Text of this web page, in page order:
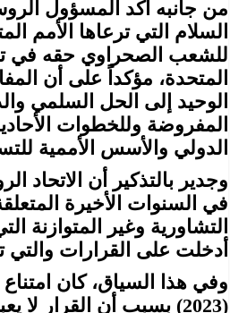
من جانبه أكد المسؤول
السلام التي ترعاها
للشعب الصحراوي حقه في
المتحدة، مؤكداً على أن
الوحيد إلى الحل السلمي
المفروضة وللخطوات
الدولي والأسس الأممية
وجدير بالتذكير أن
في السنوات الأخيرة
التشاورية وغير المتوازنة
أدخلت على القرارات
(2023) بسبب أن القرار